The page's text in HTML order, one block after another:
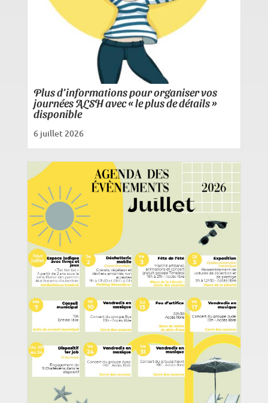
Plus d’informations pour organiser vos
journées ALSH avec « le plus de détails »
disponible
6 juillet 2026